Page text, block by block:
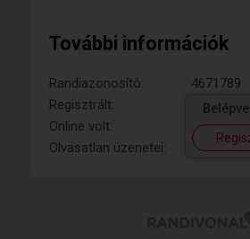
További információk
Randiazonosító:
4671789
Regisztrált:
Online volt:
Olvasatlan üzenetei: